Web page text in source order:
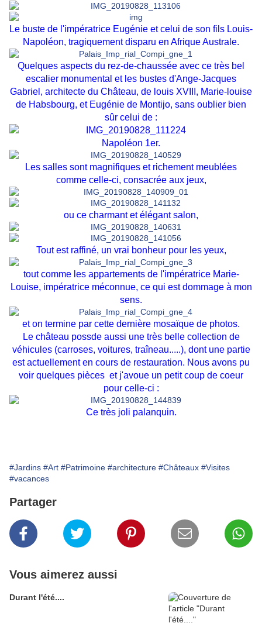
Le buste de l'impératrice Eugénie et celui de son fils Louis-
Napoléon, tragiquement disparu en Afrique Australe.
Quelques aspects du rez-de-chaussée avec ce très bel
escalier monumental et les bustes d'Ange-Jacques
Gabriel, architecte du Château, de louis XVIII, Marie-louise
de Habsbourg, et Eugénie de Montijo, sans oublier bien
sûr celui de :
Napoléon 1er.
Les salles sont magnifiques et richement meublées
comme celle-ci, consacrée aux jeux,
ou ce charmant et élégant salon,
Tout est raffiné, un vrai bonheur pour les yeux,
tout comme les appartements de l'impératrice Marie-
Louise, impératrice méconnue, ce qui est dommage à mon
sens.
et on termine par cette dernière mosaïque de photos.
Le château possde aussi une très belle collection de
véhicules (carroses, voitures, traîneau.....), dont une partie
est actuellement en cours de restauration. Nous avons pu
voir quelques pièces et j'avoue un petit coup de coeur
pour celle-ci :
Ce très joli palanquin.
#Jardins #Art #Patrimoine #architecture #Châteaux #Visites
#vacances
Partager
Vous aimerez aussi
Durant l'été....